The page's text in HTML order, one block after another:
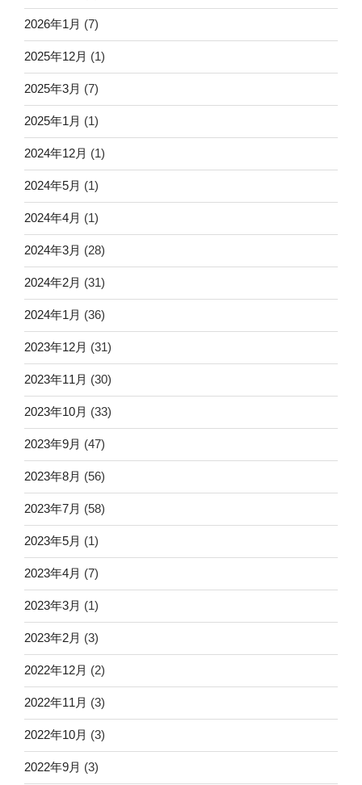
2026年1月 (7)
2025年12月 (1)
2025年3月 (7)
2025年1月 (1)
2024年12月 (1)
2024年5月 (1)
2024年4月 (1)
2024年3月 (28)
2024年2月 (31)
2024年1月 (36)
2023年12月 (31)
2023年11月 (30)
2023年10月 (33)
2023年9月 (47)
2023年8月 (56)
2023年7月 (58)
2023年5月 (1)
2023年4月 (7)
2023年3月 (1)
2023年2月 (3)
2022年12月 (2)
2022年11月 (3)
2022年10月 (3)
2022年9月 (3)